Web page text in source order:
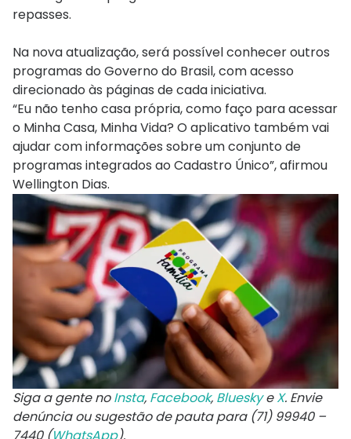
repasses.
Na nova atualização, será possível conhecer outros
programas do Governo do Brasil, com acesso
direcionado às páginas de cada iniciativa.
“Eu não tenho casa própria, como faço para acessar
o Minha Casa, Minha Vida? O aplicativo também vai
ajudar com informações sobre um conjunto de
programas integrados ao Cadastro Único”, afirmou
Wellington Dias.
Siga a gente noInsta, Facebook, BlueskyeX. Envie
denúncia ou sugestão de pauta para (71) 99940 –